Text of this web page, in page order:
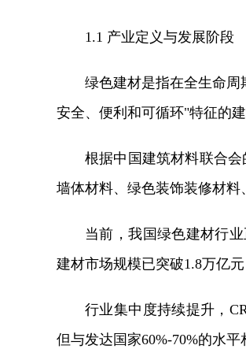
1.1 产业定义与发展阶段
绿色建材是指在全生命周
安全、便利和可循环"特征的建
根据中国建筑材料联合
墙体材料、绿色装饰装修材料
当前，我国绿色建材行
建材市场规模已突破1.8万亿
行业集中度持续提升，
但与发达国家60%-70%的水平